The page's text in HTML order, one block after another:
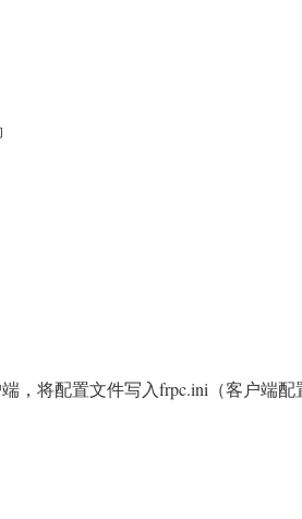
，将配置文件写入frpc.ini（客户端配